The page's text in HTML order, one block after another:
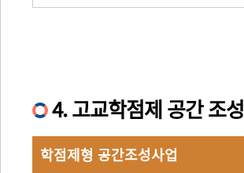
4. 고교학점제 공간 조성
학점제형 공간조성사업